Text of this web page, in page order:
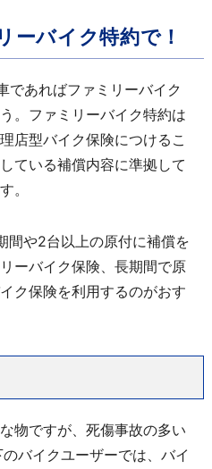
ーバイク特約で！
であればファミリーバイク
。ファミリーバイク特約は
店型バイク保険につけるこ
ている補償内容に準拠して
。
間や2台以上の原付に補償を
ーバイク保険、長期間で原
ク保険を利用するのがおす
物ですが、死傷事故の多い
バイクユーザーでは、バイ